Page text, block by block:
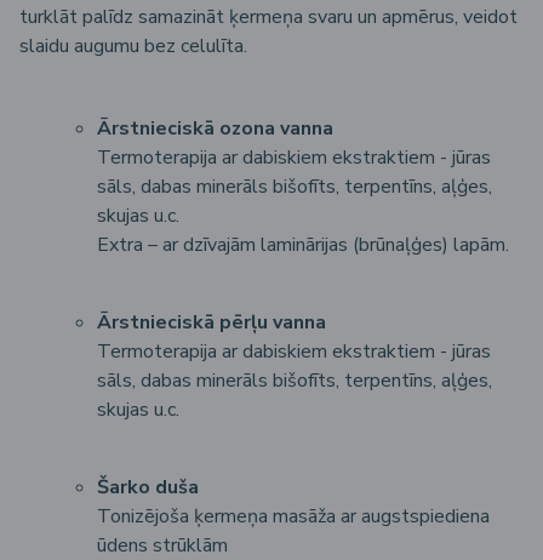
turklāt palīdz samazināt ķermeņa svaru un apmērus, veidot
slaidu augumu bez celulīta.
Ārstnieciskā ozona vanna
Termoterapija ar dabiskiem ekstraktiem - jūras
sāls, dabas minerāls bišofīts, terpentīns, aļģes,
skujas u.c.
Extra – ar dzīvajām laminārijas (brūnaļģes) lapām.
Ārstnieciskā pērļu vanna
Termoterapija ar dabiskiem ekstraktiem - jūras
sāls, dabas minerāls bišofīts, terpentīns, aļģes,
skujas u.c.
Šarko duša
Tonizējoša ķermeņa masāža ar augstspiediena
ūdens strūklām